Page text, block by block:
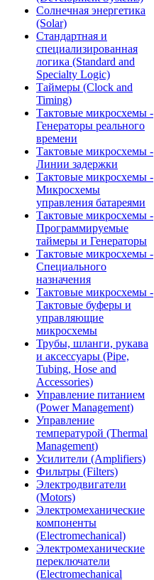
Солнечная энергетика
(Solar)
Стандартная и
специализированная
логика (Standard and
Specialty Logic)
Таймеры (Clock and
Timing)
Тактовые микросхемы -
Генераторы реального
времени
Тактовые микросхемы -
Линии задержки
Тактовые микросхемы -
Микросхемы
управления батареями
Тактовые микросхемы -
Программируемые
таймеры и Генераторы
Тактовые микросхемы -
Специального
назначения
Тактовые микросхемы -
Тактовые буферы и
управляющие
микросхемы
Трубы, шланги, рукава
и аксессуары (Pipe,
Tubing, Hose and
Accessories)
Управление питанием
(Power Management)
Управление
температурой (Thermal
Management)
Усилители (Amplifiers)
Фильтры (Filters)
Электродвигатели
(Motors)
Электромеханические
компоненты
(Electromechanical)
Электромеханические
переключатели
(Electromechanical